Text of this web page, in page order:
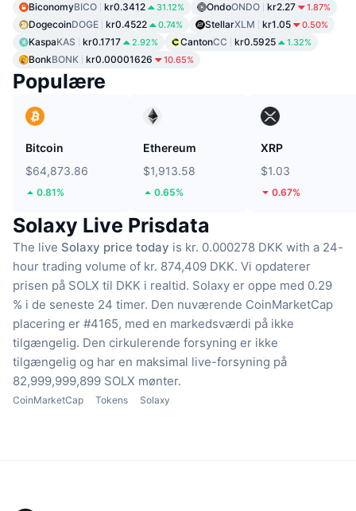
BiconomyBICO kr0.3412 31.12% OndoONDO kr2.27 1.87%
DogecoinDOGE kr0.4522 0.74% StellarXLM kr1.05 0.50%
KaspaKAS kr0.1717 2.92% CantonCC kr0.5925 1.32%
BonkBONK kr0.00001626 10.65%
Populære
Bitcoin
$64,873.86
0.81%
Ethereum
$1,913.58
0.65%
XRP
$1.03
0.67%
Solaxy Live Prisdata
The live Solaxy price today is kr. 0.000278 DKK with a 24-
hour trading volume of kr. 874,409 DKK. Vi opdaterer
prisen på SOLX til DKK i realtid. Solaxy er oppe med 0.29
% i de seneste 24 timer. Den nuværende CoinMarketCap
placering er #4165, med en markedsværdi på ikke
tilgængelig. Den cirkulerende forsyning er ikke
tilgængelig og har en maksimal live-forsyning på
82,999,999,899 SOLX mønter.
CoinMarketCap Tokens Solaxy